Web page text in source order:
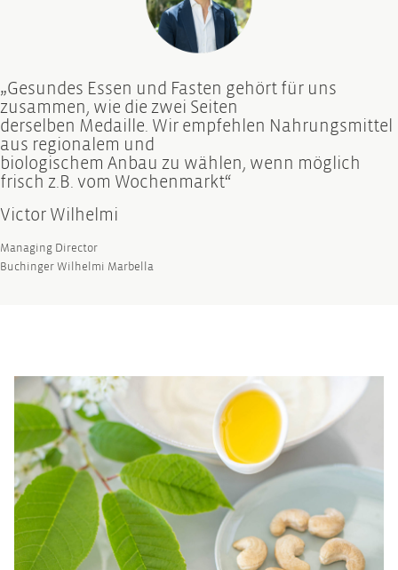
„Gesundes Essen und Fasten gehört für uns
zusammen, wie die zwei Seiten
derselben Medaille. Wir empfehlen Nahrungsmittel
aus regionalem und
biologischem Anbau zu wählen, wenn möglich
frisch z.B. vom Wochenmarkt“
Victor Wilhelmi
Managing Director
Buchinger Wilhelmi Marbella